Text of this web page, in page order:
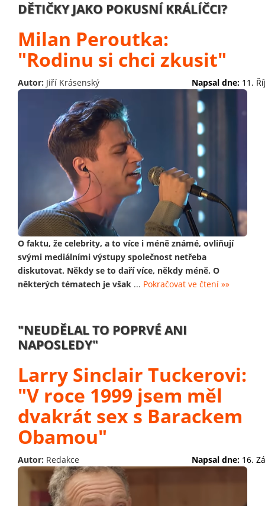
DĚTIČKY JAKO POKUSNÍ KRÁLÍČCI?
Milan Peroutka:
"Rodinu si chci zkusit"
Autor: Jiří Krásenský Napsal dne: 11.
O faktu, že celebrity, a to více i méně známé, ovliňují
svými mediálními výstupy společnost netřeba
diskutovat. Někdy se to daří více, někdy méně. O
některých tématech je však ... Pokračovat ve čtení »»
"NEUDĚLAL TO POPRVÉ ANI
NAPOSLEDY"
Larry Sinclair Tuckerovi:
"V roce 1999 jsem měl
dvakrát sex s Barackem
Obamou"
Autor: Redakce Napsal dne: 16.